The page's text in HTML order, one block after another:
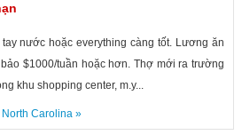
nước hoặc everything càng tốt. Lương ăn
$1000/tuần hoặc hơn. Thợ mới ra trường
khu shopping center, m.y...
North Carolina»